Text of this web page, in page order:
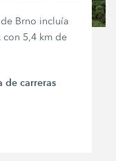
Brno incluía
con 5,4 km de
de carreras